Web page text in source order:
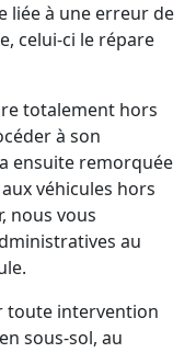
liée à une erreur de
celui-ci le répare
totalement hors
à son
ensuite remorquée
véhicules hors
nous vous
au
toute intervention
sous-sol, au